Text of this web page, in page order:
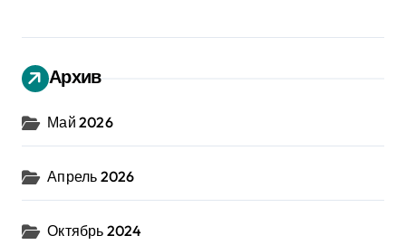
Архив
Май 2026
Апрель 2026
Октябрь 2024